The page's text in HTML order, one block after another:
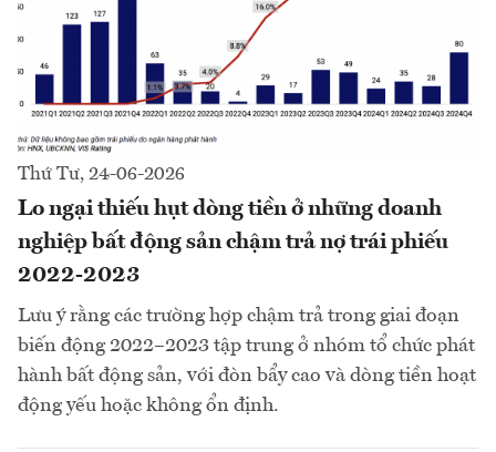
Thứ Tư, 24-06-2026
Lo ngại thiếu hụt dòng tiền ở những doanh
nghiệp bất động sản chậm trả nợ trái phiếu
2022-2023
Lưu ý rằng các trường hợp chậm trả trong giai đoạn
biến động 2022–2023 tập trung ở nhóm tổ chức phát
hành bất động sản, với đòn bẩy cao và dòng tiền hoạt
động yếu hoặc không ổn định.